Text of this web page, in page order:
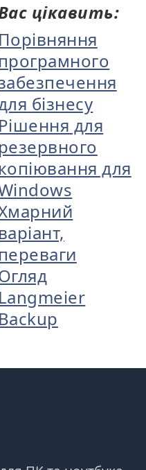
цікавить:
Порівняння
програмного
бізнесу
Рішення для
резервного
копіювання для
варіант,
переваги
Langmeier
Backup